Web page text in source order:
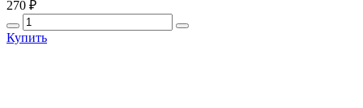
270 ₽
Купить